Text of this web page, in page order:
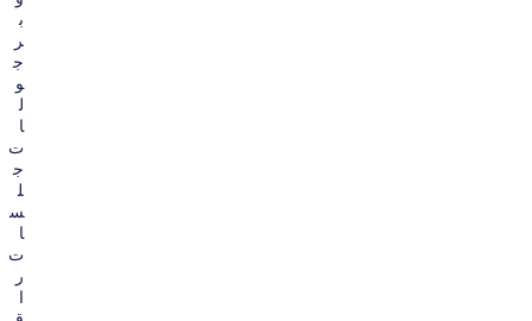
ب
ر
ج
و
ل
ا
ت
ج
ل
س
ا
ت
ر
ا